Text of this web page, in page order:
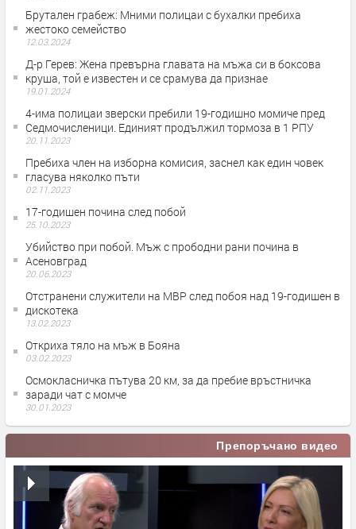
Брутален грабеж: Мними полицаи с бухалки пребиха
жестоко семейство
12.03.2024
Д-р Герев: Жена превърна главата на мъжа си в боксова
круша, той е известен и се срамува да признае
19.01.2024
4-има полицаи зверски пребили 19-годишно момиче пред
Седмочисленици. Единият продължил тормоза в 1 РПУ
20.11.2023
Пребиха член на изборна комисия, заснел как един човек
гласува няколко пъти
02.11.2023
17-годишен почина след побой
25.10.2023
Убийство при побой. Мъж с прободни рани почина в
Асеновград
20.06.2023
Отстранени служители на МВР след побоя над 19-годишен в
дискотека
13.02.2023
Откриха тяло на мъж в Бояна
03.02.2023
Осмокласничка пътува 20 км, за да пребие връстничка
заради чат с момче
30.01.2023
Препоръчано видео